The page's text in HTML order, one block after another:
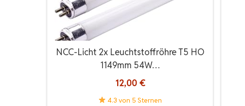
NCC-Licht 2x Leuchtstoffröhre T5 HO
1149mm 54W…
12,00 €
4.3 von 5 Sternen